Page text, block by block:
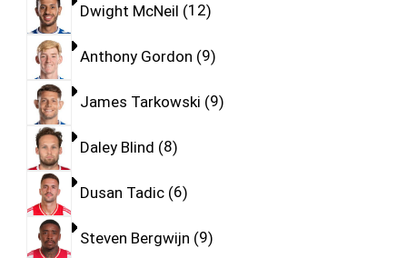
Dwight McNeil 12
Anthony Gordon 9
James Tarkowski 9
Daley Blind 8
Dusan Tadic 6
Steven Bergwijn 9